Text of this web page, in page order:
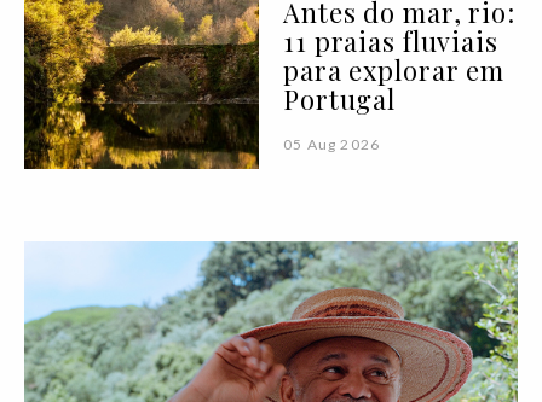
Antes do mar, rio:
11 praias fluviais
para explorar em
Portugal
05 Aug 2026